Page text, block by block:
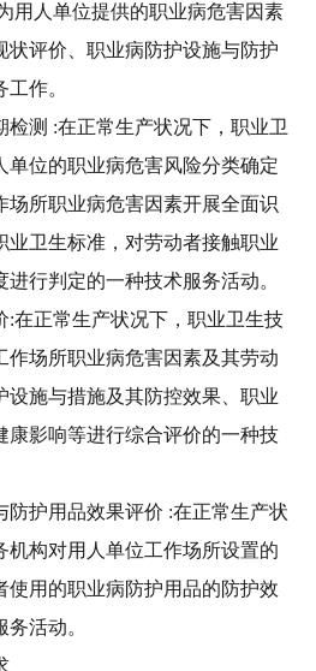
用人单位提供的职业病危害因素
状评价、职业病防护设施与防护
作。
检测 :在正常生产状况下，职业卫
单位的职业病危害风险分类确定
场所职业病危害因素开展全面识
业卫生标准，对劳动者接触职业
行判定的一种技术服务活动。
:在正常生产状况下，职业卫生技
作场所职业病危害因素及其劳动
设施与措施及其防控效果、职业
康影响等进行综合评价的一种技
防护用品效果评价 :在正常生产状
机构对用人单位工作场所设置的
使用的职业病防护用品的防护效
活动。